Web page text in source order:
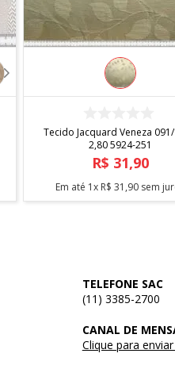
Tecido Jacquard Veneza
2,80 5924-251
R$ 31,90
Em até 1x R$ 31 ,90 sem
TELEFONE SAC
(11) 3385-2700
CANAL DE
Clique para